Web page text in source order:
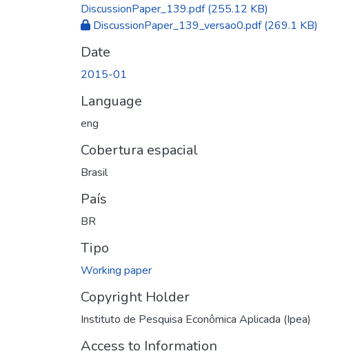
DiscussionPaper_139.pdf(255.12 KB)
DiscussionPaper_139_versao0.pdf(269.1 KB)
Date
2015-01
Language
eng
Cobertura espacial
Brasil
País
BR
Tipo
Working paper
Copyright Holder
Instituto de Pesquisa Econômica Aplicada (Ipea)
Access to Information